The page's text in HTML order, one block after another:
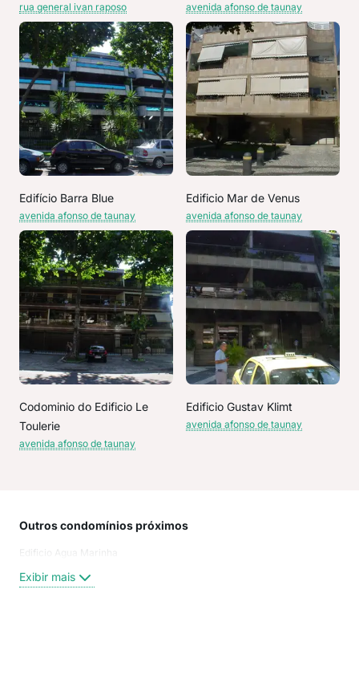
rua general ivan raposo avenida afonso de taunay
Edifício Barra Blue
avenida afonso de taunay
Edificio Mar de Venus
avenida afonso de taunay
Codominio do Edificio Le
Toulerie
avenida afonso de taunay
Edificio Gustav Klimt
avenida afonso de taunay
Outros condomínios próximos
Edificio Agua Marinha
Exibir mais